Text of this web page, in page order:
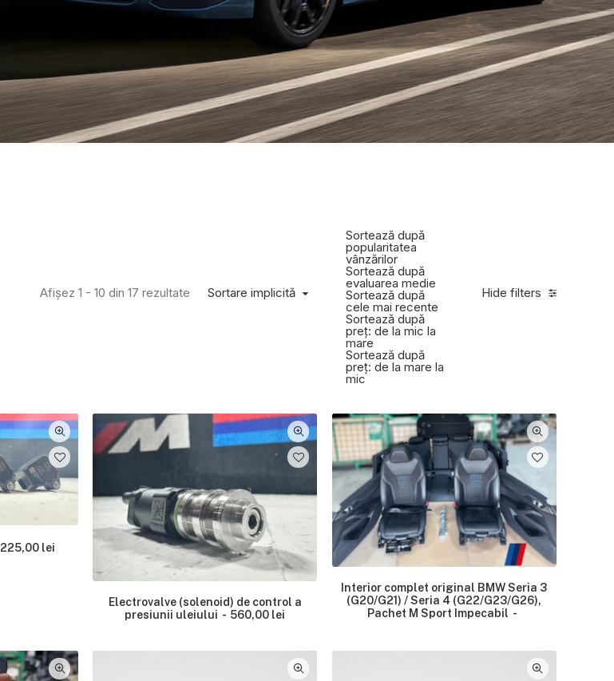
Hide filters
Sortare implicită
Sortează după
popularitatea
vânzărilor
Sortează după
evaluarea medie
Sortează după
cele mai recente
Sortează după
preț: de la mic la
mare
Sortează după
preț: de la mare la
mic
Afișez 1 - 10 din 17 rezultate
225,00 lei
Electrovalve (solenoid) de control a
presiunii uleiului
560,00 lei
Interior complet original BMW Seria 3
(G20/G21) / Seria 4 (G22/G23/G26),
Pachet M Sport Impecabil